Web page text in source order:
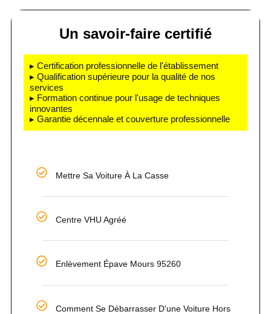
Un savoir-faire certifié
▸ Certification professionnelle de l'établissement
▸ Qualification supérieure pour la qualité de nos
services
▸ Formation continue pour l'usage de techniques
innovantes
▸ Garantie décennale et couverture professionnelle
Mettre Sa Voiture À La Casse
Centre VHU Agréé
Enlèvement Épave Mours 95260
Comment Se Débarrasser D'une Voiture Hors